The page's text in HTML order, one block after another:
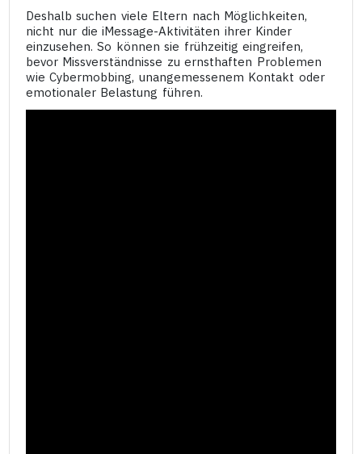
Deshalb suchen viele Eltern nach Möglichkeiten,
nicht nur die iMessage-Aktivitäten ihrer Kinder
einzusehen. So können sie frühzeitig eingreifen,
bevor Missverständnisse zu ernsthaften Problemen
wie Cybermobbing, unangemessenem Kontakt oder
emotionaler Belastung führen.